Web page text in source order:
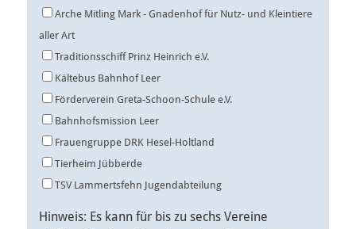
Arche Mitling Mark - Gnadenhof für Nutz- und Kleintiere
aller Art
Traditionsschiff Prinz Heinrich e.V.
Kältebus Bahnhof Leer
Förderverein Greta-Schoon-Schule e.V.
Bahnhofsmission Leer
Frauengruppe DRK Hesel-Holtland
Tierheim Jübberde
TSV Lammertsfehn Jugendabteilung
Hinweis: Es kann für bis zu sechs Vereine